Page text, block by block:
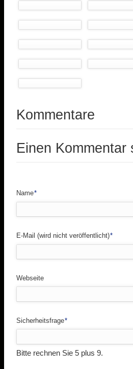
Kommentare
Einen Kommentar
Pflichtfeld
Name*
Pflichtfeld
E-Mail (wird nicht veröffentlicht)*
Webseite
Pflichtfeld
Sicherheitsfrage*
Bitte rechnen Sie 5 plus 9.